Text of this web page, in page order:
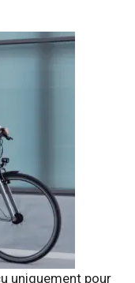
uniquement pour